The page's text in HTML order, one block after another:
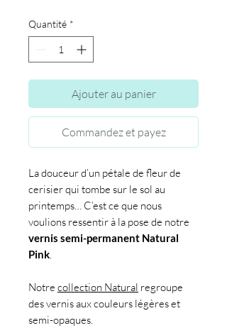
Quantité *
Ajouter au panier
Commandez et payez
La douceur d’un pétale de fleur de
cerisier qui tombe sur le sol au
printemps… C’est ce que nous
voulions ressentir à la pose de notre
vernis semi-permanent Natural
Pink.
Notre collection Natural regroupe
des vernis aux couleurs légères et
semi-opaques.